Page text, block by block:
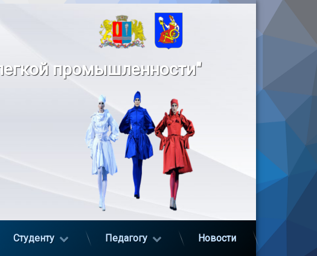
промышленности"
Студенту Педагогу Новости